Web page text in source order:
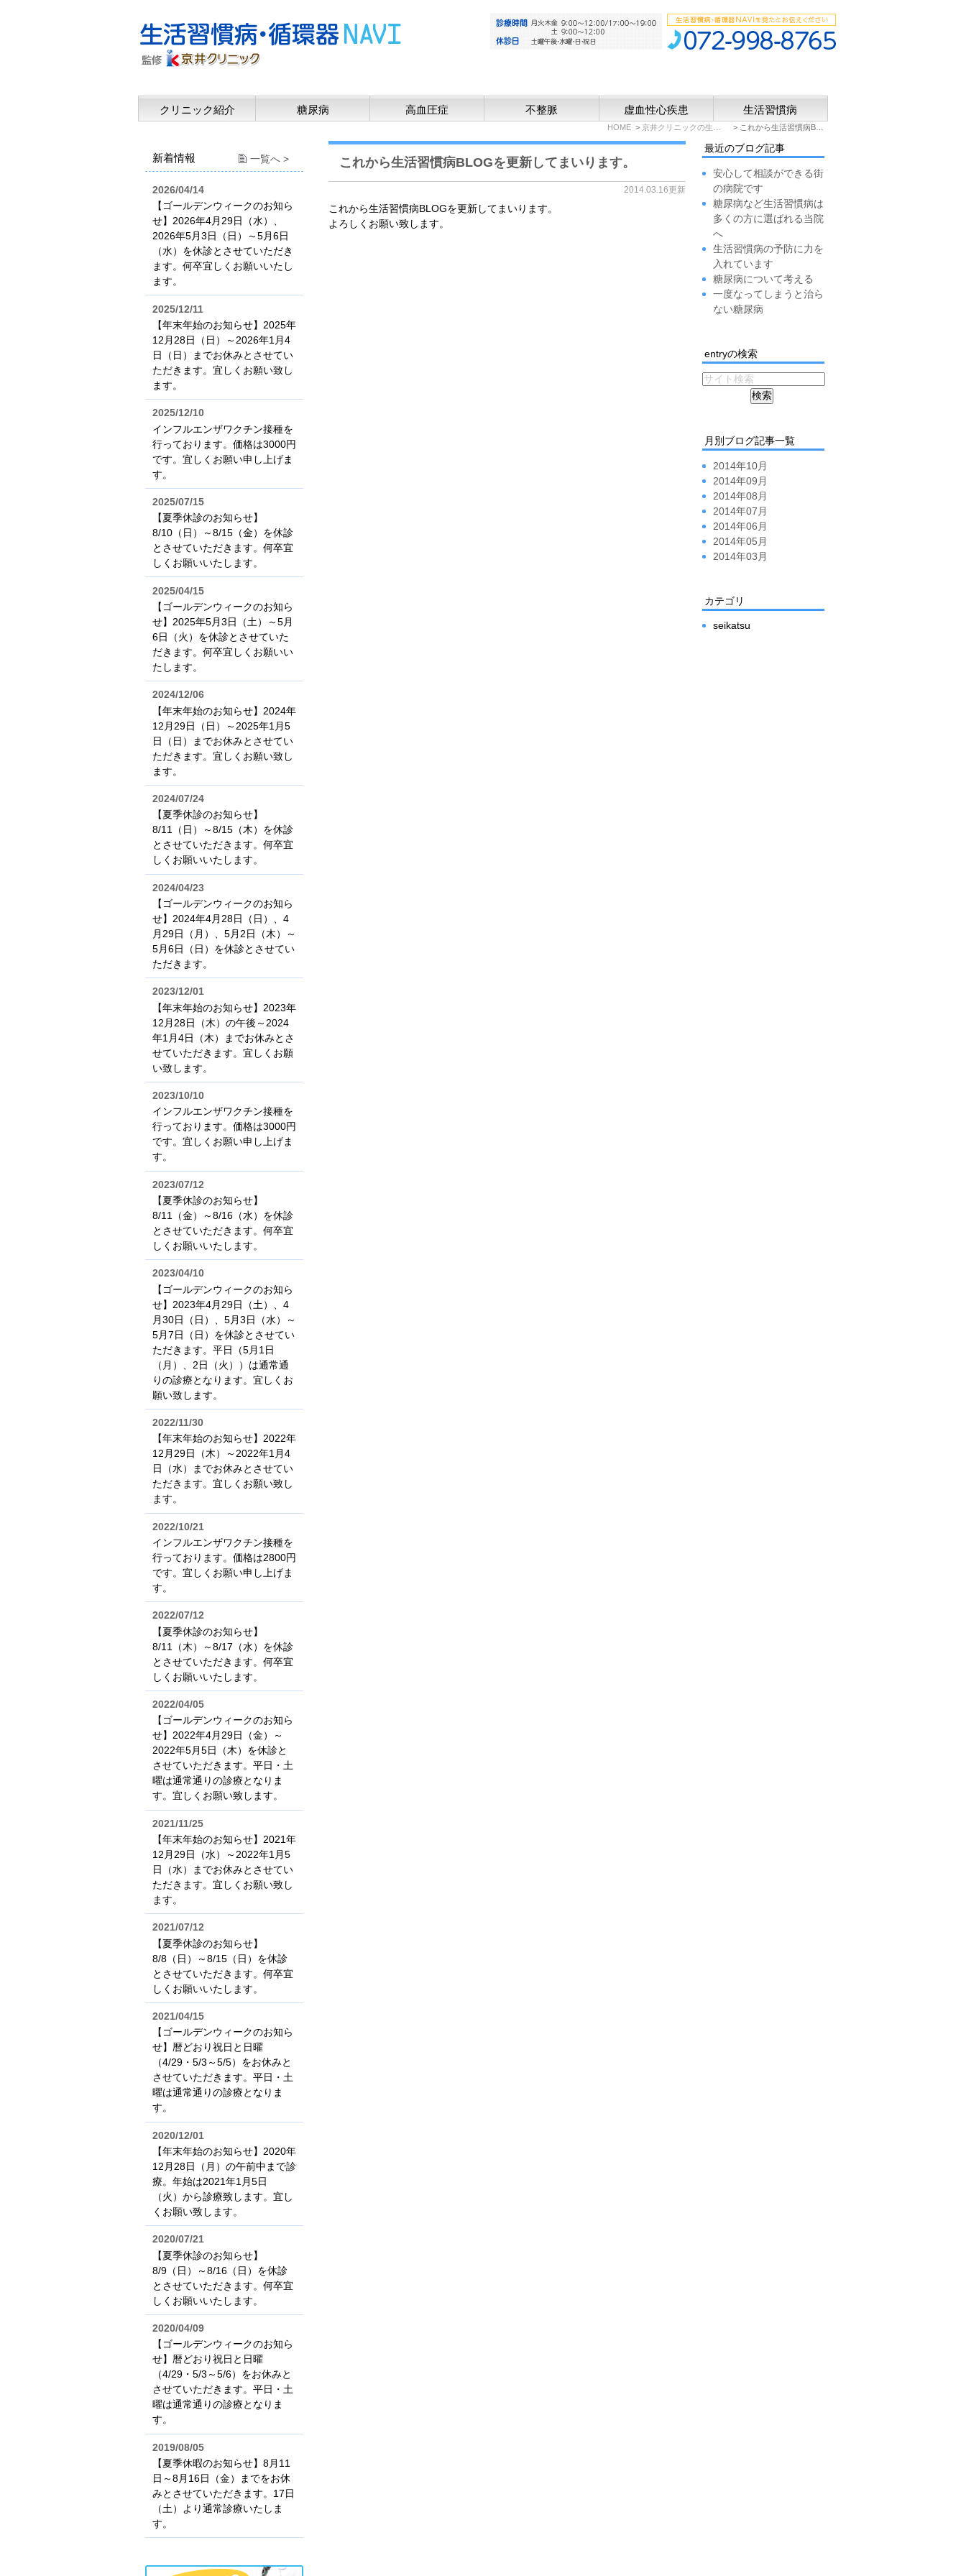
クリニック紹介 糖尿病 高血圧症 不整脈 虚血性心疾患 生活習慣病
HOME これから生活習慣病BLOGを更新してまいります。
これから生活習慣病BLOGを更新してまいります。
2014.03.16更新
これから生活習慣病BLOGを更新してまいります。
よろしくお願い致します。
最近のブログ記事
安心して相談ができる街
の病院です
糖尿病など生活習慣病は
多くの方に選ばれる当院
へ
生活習慣病の予防に力を
入れています
糖尿病について考える
一度なってしまうと治ら
ない糖尿病
entryの検索
月別ブログ記事一覧
2014年10月
2014年09月
2014年08月
2014年07月
2014年06月
2014年05月
2014年03月
カテゴリ
seikatsu
新着情報 一覧へ >
2026/04/14
【ゴールデンウィークのお知ら
せ】2026年4月29日（水）、
2026年5月3日（日）～5月6日
（水）を休診とさせていただき
ます。何卒宜しくお願いいたし
ます。
2025/12/11
【年末年始のお知らせ】2025年
12月28日（日）～2026年1月4
日（日）までお休みとさせてい
ただきます。宜しくお願い致し
ます。
2025/12/10
インフルエンザワクチン接種を
行っております。価格は3000円
です。宜しくお願い申し上げま
す。
2025/07/15
【夏季休診のお知らせ】
8/10（日）～8/15（金）を休診
とさせていただきます。何卒宜
しくお願いいたします。
2025/04/15
【ゴールデンウィークのお知ら
せ】2025年5月3日（土）～5月
6日（火）を休診とさせていた
だきます。何卒宜しくお願いい
たします。
2024/12/06
【年末年始のお知らせ】2024年
12月29日（日）～2025年1月5
日（日）までお休みとさせてい
ただきます。宜しくお願い致し
ます。
2024/07/24
【夏季休診のお知らせ】
8/11（日）～8/15（木）を休診
とさせていただきます。何卒宜
しくお願いいたします。
2024/04/23
【ゴールデンウィークのお知ら
せ】2024年4月28日（日）、4
月29日（月）、5月2日（木）～
5月6日（日）を休診とさせてい
ただきます。
2023/12/01
【年末年始のお知らせ】2023年
12月28日（木）の午後～2024
年1月4日（木）までお休みとさ
せていただきます。宜しくお願
い致します。
2023/10/10
インフルエンザワクチン接種を
行っております。価格は3000円
です。宜しくお願い申し上げま
す。
2023/07/12
【夏季休診のお知らせ】
8/11（金）～8/16（水）を休診
とさせていただきます。何卒宜
しくお願いいたします。
2023/04/10
【ゴールデンウィークのお知ら
せ】2023年4月29日（土）、4
月30日（日）、5月3日（水）～
5月7日（日）を休診とさせてい
ただきます。平日（5月1日
（月）、2日（火））は通常通
りの診療となります。宜しくお
願い致します。
2022/11/30
【年末年始のお知らせ】2022年
12月29日（木）～2022年1月4
日（水）までお休みとさせてい
ただきます。宜しくお願い致し
ます。
2022/10/21
インフルエンザワクチン接種を
行っております。価格は2800円
です。宜しくお願い申し上げま
す。
2022/07/12
【夏季休診のお知らせ】
8/11（木）～8/17（水）を休診
とさせていただきます。何卒宜
しくお願いいたします。
2022/04/05
【ゴールデンウィークのお知ら
せ】2022年4月29日（金）～
2022年5月5日（木）を休診と
させていただきます。平日・土
曜は通常通りの診療となりま
す。宜しくお願い致します。
2021/11/25
【年末年始のお知らせ】2021年
12月29日（水）～2022年1月5
日（水）までお休みとさせてい
ただきます。宜しくお願い致し
ます。
2021/07/12
【夏季休診のお知らせ】
8/8（日）～8/15（日）を休診
とさせていただきます。何卒宜
しくお願いいたします。
2021/04/15
【ゴールデンウィークのお知ら
せ】暦どおり祝日と日曜
（4/29・5/3～5/5）をお休みと
させていただきます。平日・土
曜は通常通りの診療となりま
す。
2020/12/01
【年末年始のお知らせ】2020年
12月28日（月）の午前中まで診
療。年始は2021年1月5日
（火）から診療致します。宜し
くお願い致します。
2020/07/21
【夏季休診のお知らせ】
8/9（日）～8/16（日）を休診
とさせていただきます。何卒宜
しくお願いいたします。
2020/04/09
【ゴールデンウィークのお知ら
せ】暦どおり祝日と日曜
（4/29・5/3～5/6）をお休みと
させていただきます。平日・土
曜は通常通りの診療となりま
す。
2019/08/05
【夏季休暇のお知らせ】8月11
日～8月16日（金）までをお休
みとさせていただきます。17日
（土）より通常診療いたしま
す。